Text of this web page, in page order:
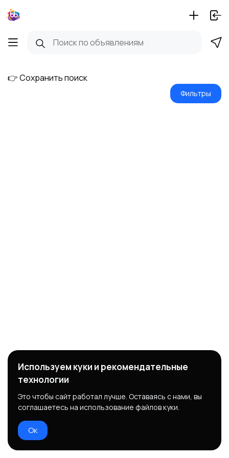
👉 Сохранить поиск
Фильтры
Используем куки и рекомендательные
технологии
Это чтобы сайт работал лучше. Оставаясь с нами, вы
соглашаетесь на использование файлов куки.
Ок